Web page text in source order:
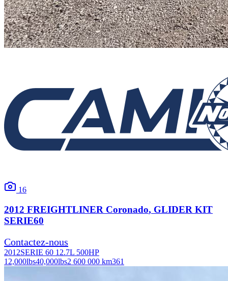
16
2012 FREIGHTLINER Coronado, GLIDER KIT
SERIE60
Contactez-nous
2012SERIE 60 12.7L 500HP
12,000lbs40,000lbs2 600 000 km361